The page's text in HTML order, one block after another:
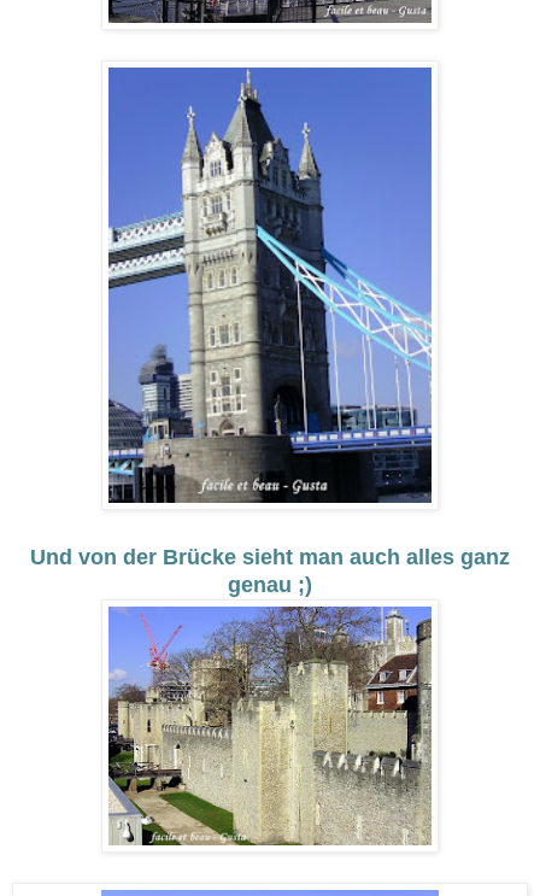
Und von der Brücke sieht man auch alles ganz
genau ;)